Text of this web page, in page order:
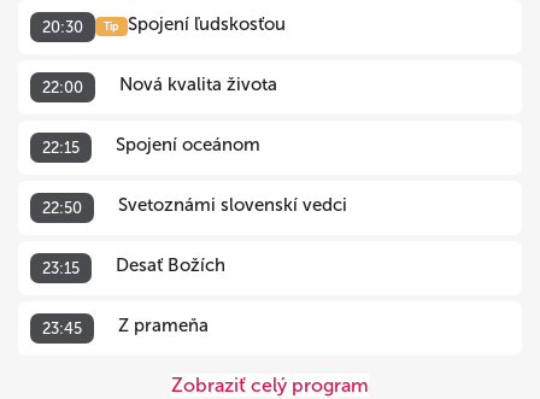
20:30 Tip Spojení ľudskosťou
22:00 Nová kvalita života
22:15 Spojení oceánom
22:50 Svetoznámi slovenskí vedci
23:15 Desať Božích
23:45 Z prameňa
Zobraziť celý program